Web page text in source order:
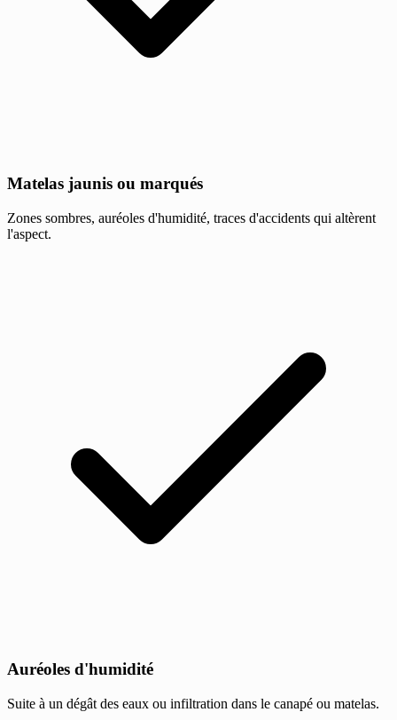
Matelas jaunis ou marqués
Zones sombres, auréoles d'humidité, traces d'accidents qui altèrent
l'aspect.
Auréoles d'humidité
Suite à un dégât des eaux ou infiltration dans le canapé ou matelas.